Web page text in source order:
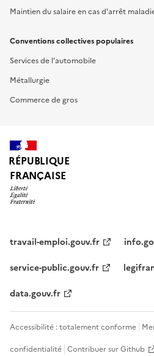
Maintien du salaire en cas d'arrêt
Conventions collectives populaires
Services de l'automobile
Métallurgie
Commerce de gros
RÉPUBLIQUE
FRANÇAISE
travail-emploi.gouv.fr
service-public.gouv.fr
data.gouv.fr
Accessibilité : totalement conforme
confidentialité Contribuer sur Github